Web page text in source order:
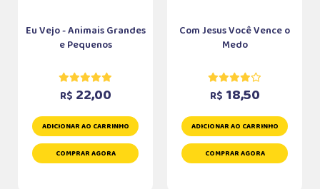
Eu Vejo - Animais Grandes
e Pequenos
R$ 22,00
ADICIONAR AO CARRINHO
COMPRAR AGORA
Com Jesus Você Vence o
Medo
R$ 18,50
ADICIONAR AO CARRINHO
COMPRAR AGORA